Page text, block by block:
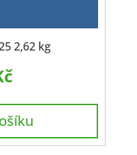
2,62 kg